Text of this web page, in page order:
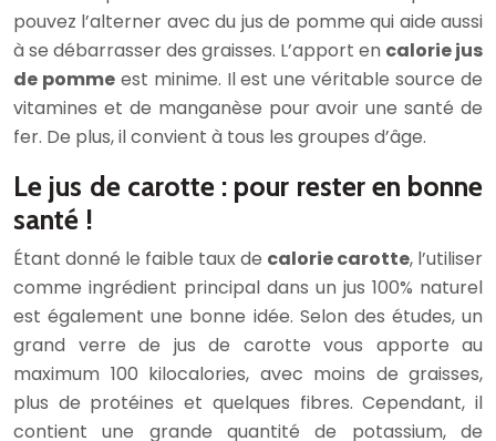
pouvez l’alterner avec du jus de pomme qui aide aussi
à se débarrasser des graisses. L’apport en calorie jus
de pommeest minime. Il est une véritable source de
vitamines et de manganèse pour avoir une santé de
fer. De plus, il convient à tous les groupes d’âge.
Le jus de carotte : pour rester en bonne
santé !
Étant donné le faible taux de calorie carotte, l’utiliser
comme ingrédient principal dans un jus 100% naturel
est également une bonne idée. Selon des études, un
grand verre de jus de carotte vous apporte au
maximum 100 kilocalories, avec moins de graisses,
plus de protéines et quelques fibres. Cependant, il
contient une grande quantité de potassium, de